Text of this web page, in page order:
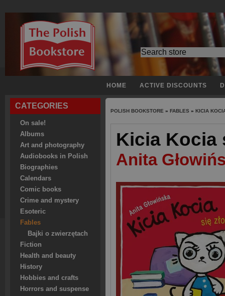
HOME ACTIVE DISCOUNTS
CATEGORIES
On sale!
Albums
Art and photography
Audiobooks in Polish
Biographies
Calendars
Comic books
Crime and mystery
Esoteric
Fables
Bajki o zwierzętach
Fiction
Health and beauty
History
Hobbies and crafts
Horrors and suspense
POLISH BOOKSTORE » FABLES » KICIA
Kicia Kocia
Anita